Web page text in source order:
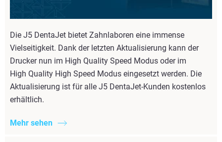
Die J5 DentaJet bietet Zahnlaboren eine immense
Vielseitigkeit. Dank der letzten Aktualisierung kann der
Drucker nun im High Quality Speed Modus oder im
High Quality High Speed Modus eingesetzt werden. Die
Aktualisierung ist für alle J5 DentaJet-Kunden kostenlos
erhältlich.
Mehr sehen